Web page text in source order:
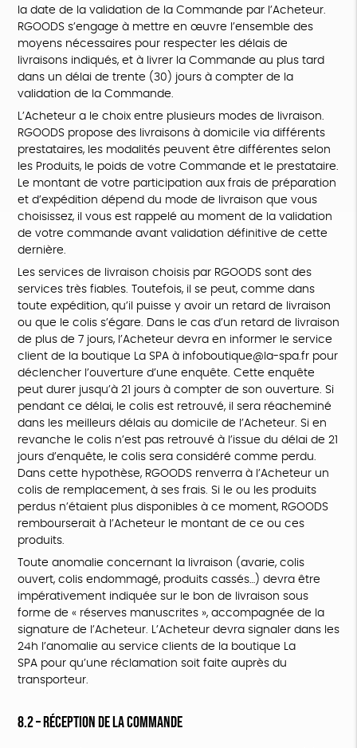
la date de la validation de la Commande par l’Acheteur.
RGOODS s’engage à mettre en œuvre l’ensemble des
moyens nécessaires pour respecter les délais de
livraisons indiqués, et à livrer la Commande au plus tard
dans un délai de trente (30) jours à compter de la
validation de la Commande.
L’Acheteur a le choix entre plusieurs modes de livraison.
RGOODS propose des livraisons à domicile via différents
prestataires, les modalités peuvent être différentes selon
les Produits, le poids de votre Commande et le prestataire.
Le montant de votre participation aux frais de préparation
et d’expédition dépend du mode de livraison que vous
choisissez, il vous est rappelé au moment de la validation
de votre commande avant validation définitive de cette
dernière.
Les services de livraison choisis par RGOODS sont des
services très fiables. Toutefois, il se peut, comme dans
toute expédition, qu’il puisse y avoir un retard de livraison
ou que le colis s’égare. Dans le cas d’un retard de livraison
de plus de 7 jours, l’Acheteur devra en informer le service
client de la boutique La SPA à infoboutique@la-spa.fr pour
déclencher l’ouverture d’une enquête. Cette enquête
peut durer jusqu’à 21 jours à compter de son ouverture. Si
pendant ce délai, le colis est retrouvé, il sera réacheminé
dans les meilleurs délais au domicile de l’Acheteur. Si en
revanche le colis n’est pas retrouvé à l’issue du délai de 21
jours d’enquête, le colis sera considéré comme perdu.
Dans cette hypothèse, RGOODS renverra à l’Acheteur un
colis de remplacement, à ses frais. Si le ou les produits
perdus n’étaient plus disponibles à ce moment, RGOODS
rembourserait à l’Acheteur le montant de ce ou ces
produits.
Toute anomalie concernant la livraison (avarie, colis
ouvert, colis endommagé, produits cassés…) devra être
impérativement indiquée sur le bon de livraison sous
forme de « réserves manuscrites », accompagnée de la
signature de l’Acheteur. L’Acheteur devra signaler dans les
24h l’anomalie au service clients de la boutique La
SPA pour qu’une réclamation soit faite auprès du
transporteur.
8.2 – Réception de la Commande